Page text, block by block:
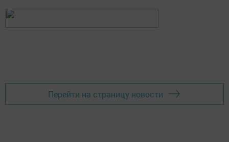
Перейти на страницу новости